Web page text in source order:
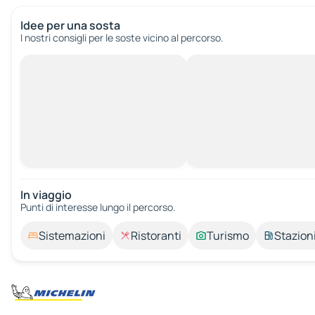
Idee per una sosta
I nostri consigli per le soste vicino al percorso.
In viaggio
Punti di interesse lungo il percorso.
Sistemazioni Ristoranti Turismo